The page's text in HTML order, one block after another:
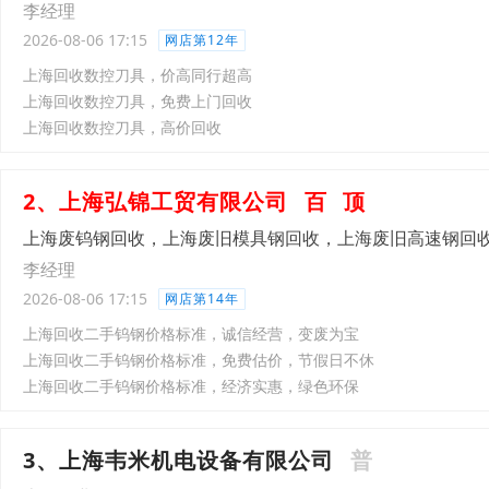
李经理
2026-08-06 17:15 网店第12年
上海回收数控刀具，价高同行超高
上海回收数控刀具，免费上门回收
上海回收数控刀具，高价回收
2、上海弘锦工贸有限公司 百 顶
上海废钨钢回收，上海废旧模具钢回收，上海废旧高速钢回
李经理
2026-08-06 17:15 网店第14年
上海回收二手钨钢价格标准，诚信经营，变废为宝
上海回收二手钨钢价格标准，免费估价，节假日不休
上海回收二手钨钢价格标准，经济实惠，绿色环保
3、上海韦米机电设备有限公司 普